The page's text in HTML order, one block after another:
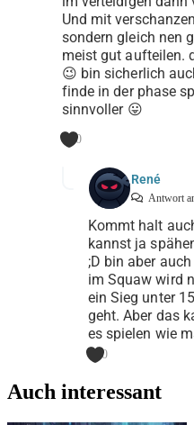
Und mit
sondern gleich nen
meist gut aufteilen.
😉 bin sicherlich
finde in der phase
sinnvoller 😛
0
René
Antwort
Kommt halt
kannst ja
;D bin aber
im Squaw wird
ein Sieg unter
geht. Aber das
es spielen wie
0
Auch interessant